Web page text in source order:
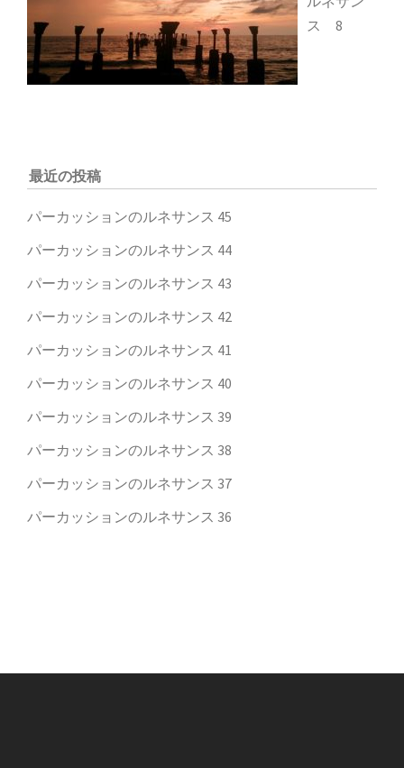
ス 8
最近の投稿
パーカッションのルネサンス 45
パーカッションのルネサンス 44
パーカッションのルネサンス 43
パーカッションのルネサンス 42
パーカッションのルネサンス 41
パーカッションのルネサンス 40
パーカッションのルネサンス 39
パーカッションのルネサンス 38
パーカッションのルネサンス 37
パーカッションのルネサンス 36